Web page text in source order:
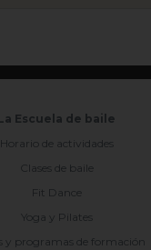
Escuela de baile
Horario de actividades
Clases de baile
Fit Dance
Yoga y Pilates
y programas de formación